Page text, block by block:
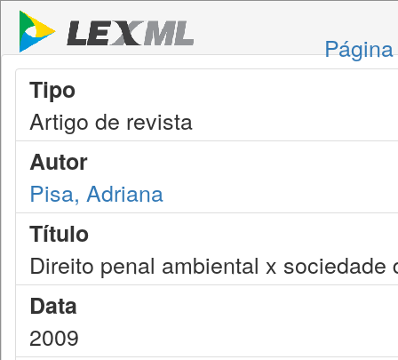
Tipo
Artigo de revista
Autor
Pisa, Adriana
Título
Direito penal ambiental x
Data
2009